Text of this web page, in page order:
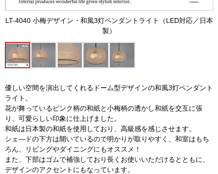
LT-4040 小梅デザイン・和風3灯ペンダントライト（LED対応／日本
製）
優しい空間を演出してくれるドーム型デザインの和風3灯ペンダント
ライト。
花が舞っているピンク柄の和紙と小梅柄の透かし和紙を交互に張
り、可愛らしい印象に仕上げました。
和紙は日本製の和紙を使用しており、高級感を感じさせます。
シェ―ドの下方は開いているので明かりが取りやすく、和室はもち
ろん、リビングやダイニングにもオススメ！
また、下部はゴムで補強しており長くお使いいただけるとともに、
デザインのアクセントにもなっています。